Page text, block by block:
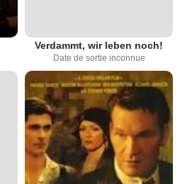
Verdammt, wir leben noch!
Date de sortie inconnue